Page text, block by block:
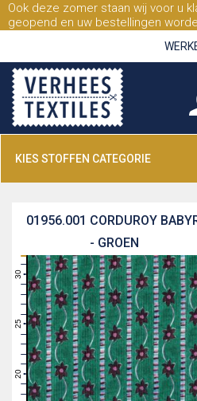
Ook deze zomer staan wij voor u
geopend en uw bestellingen
KIES STOFFEN CATEGORIE
CORDUROY
- GROEN
01956.001
18
19
20
21
22
23
25
26
27
28
29
30
31